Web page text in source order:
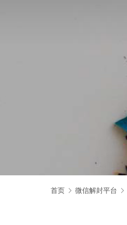
首页 微信解封平台